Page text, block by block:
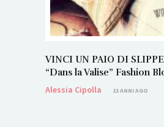
VINCI UN PAIO DI
“Dans la Valise” Fashion
Alessia Cipolla
13 ANNI AGO